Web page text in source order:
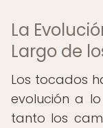
La
Largo de
Los tocados
evolución a
tanto los